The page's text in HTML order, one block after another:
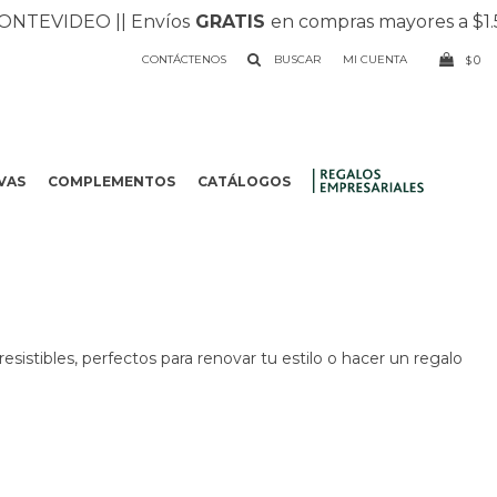
|| EnvíosGRATISen compras mayores a
COMPLEMENTOS CATÁLOGOS
CONTÁCTENOS $0
perfectos para renovar tu estilo o hacer un regalo